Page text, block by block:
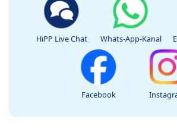
HiPP Live Chat Whats-App-Kanal
Facebook